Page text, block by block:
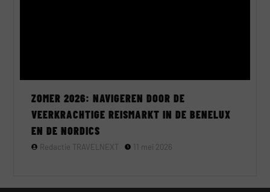
ZOMER 2026: NAVIGEREN DOOR DE
VEERKRACHTIGE REISMARKT IN DE BENELUX
EN DE NORDICS
Redactie TRAVELNEXT 11 mei 2026